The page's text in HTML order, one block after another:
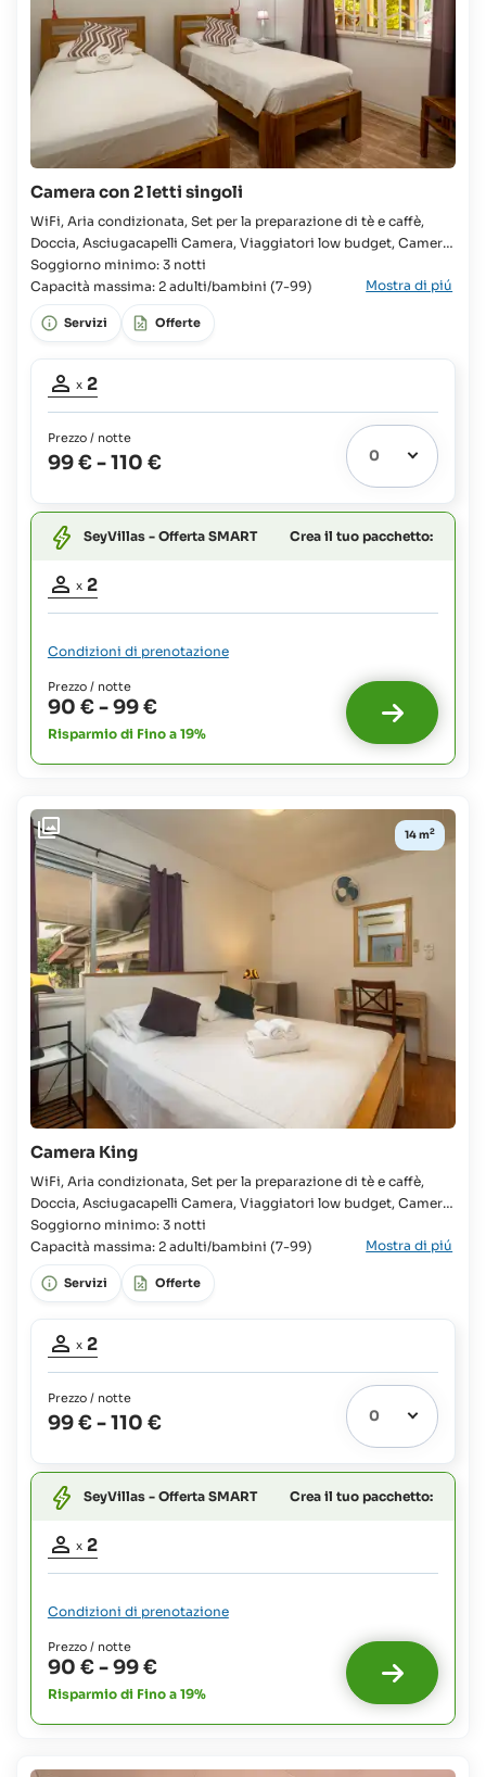
Camera con 2 letti singoli
WiFi, Aria condizionata, Set per la preparazione di tè e caffè,
Doccia, Asciugacapelli Camera, Viaggiatori low budget, Camera,
2x Letto singolo, Culla disponibile, Bagno in camera, WC, Cucina
in comune completamente attrezzata, Frigorifero, Piano cottura,
Soggiorno minimo: 3 notti
Capacità massima: 2 adulti/bambini (7-99)
Mostra di piú
Servizi Offerte
Partecipanti
x 2
Prezzo / notte
99 €-110 €
SeyVillas - Offerta SMART Crea il tuo pacchetto:
x 2
Condizioni di prenotazione
Prezzo / notte
90 €-99 €
Risparmio di Fino a 19%
Camera King
14 m2
WiFi, Aria condizionata, Set per la preparazione di tè e caffè,
Doccia, Asciugacapelli Camera, Viaggiatori low budget, Camera,
Letto king, Culla disponibile, Bagno in camera, WC, Cucina in
comune completamente attrezzata, Frigorifero, Piano cottura,
Soggiorno minimo: 3 notti
Capacità massima: 2 adulti/bambini (7-99)
Mostra di piú
Servizi Offerte
Partecipanti
x 2
Prezzo / notte
99 €-110 €
SeyVillas - Offerta SMART Crea il tuo pacchetto:
x 2
Condizioni di prenotazione
Prezzo / notte
90 €-99 €
Risparmio di Fino a 19%